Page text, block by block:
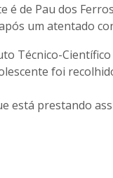
de Pau dos
um atentado
Técnico-
foi
está prestando